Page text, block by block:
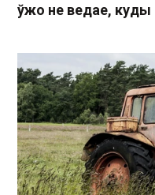
ўжо не ведае, куды